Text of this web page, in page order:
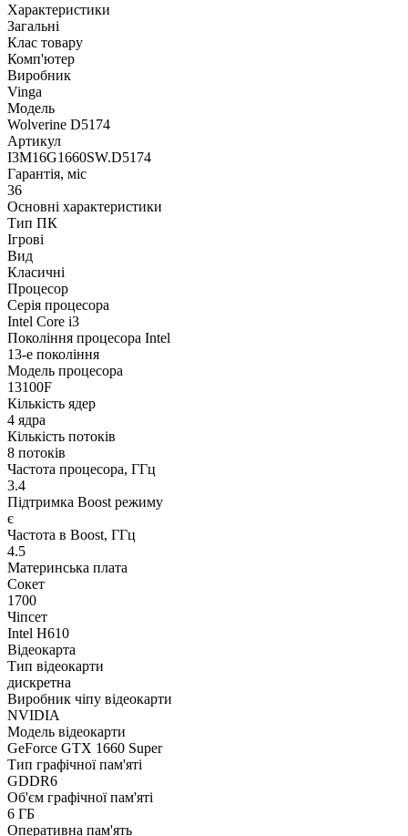
Характеристики
Загальні
Клас товару
Комп'ютер
Виробник
Vinga
Модель
Wolverine D5174
Артикул
I3M16G1660SW.D5174
Гарантія, міс
36
Основні характеристики
Тип ПК
Ігрові
Вид
Класичні
Процесор
Серія процесора
Intel Core i3
Покоління процесора Intel
13-е покоління
Модель процесора
13100F
Кількість ядер
4 ядра
Кількість потоків
8 потоків
Частота процесора, ГГц
3.4
Підтримка Boost режиму
є
Частота в Boost, ГГц
4.5
Материнська плата
Сокет
1700
Чіпсет
Intel H610
Відеокарта
Тип відеокарти
дискретна
Виробник чіпу відеокарти
NVIDIA
Модель відеокарти
GeForce GTX 1660 Super
Тип графічної пам'яті
GDDR6
Об'єм графічної пам'яті
6 ГБ
Оперативна пам'ять